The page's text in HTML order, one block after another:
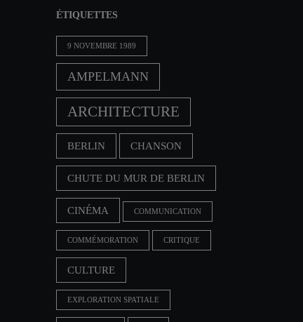
ÉTIQUETTES
9 NOVEMBRE 1989
AMPELMANN
ARCHITECTURE
BERLIN CHANSON
CHUTE DU MUR DE BERLIN
CINÉMA COMMUNICATION
COMMÉMORATION CRITIQUE
CULTURE
EXPLORATION SPATIALE